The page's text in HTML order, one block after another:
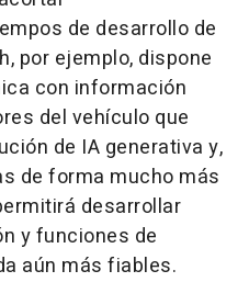
de desarrollo de
por ejemplo, dispone
con información
del vehículo que
de IA generativa y,
de forma mucho más
desarrollar
y funciones de
aún más fiables.